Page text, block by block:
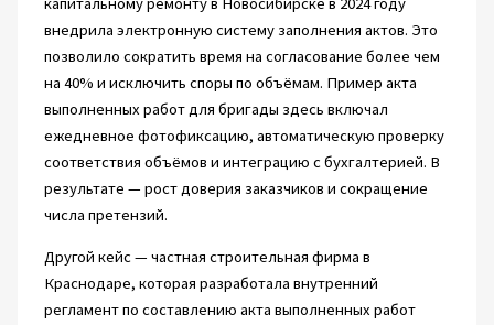
внедрила электронную систему заполнения актов. Это
позволило сократить время на согласование более чем
на 40% и исключить споры по объёмам. Пример акта
выполненных работ для бригады здесь включал
ежедневное фотофиксацию, автоматическую проверку
соответствия объёмов и интеграцию с бухгалтерией. В
результате — рост доверия заказчиков и сокращение
числа претензий.
Другой кейс — частная строительная фирма в
Краснодаре, которая разработала внутренний
регламент по составлению акта выполненных работ